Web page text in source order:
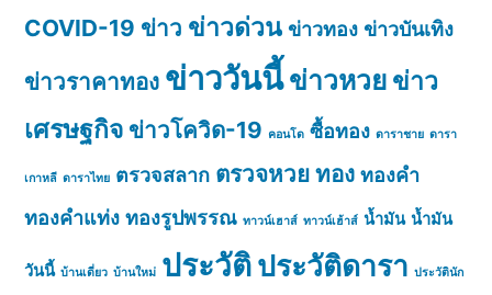
COVID-19 ข่าว ข่าวด่วน ข่าวทอง ข่าวบันเทิง
ข่าวราคาทอง ข่าววันนี้ ข่าวหวย ข่าว
เศรษฐกิจ ข่าวโควิด-19 คอนโด ซื้อทอง ดาราชาย ดารา
เกาหลี ดาราไทย ตรวจสลาก ตรวจหวย ทอง ทองคำ
ทองคำแท่ง ทองรูปพรรณ ทาวน์เฮาส์ ทาวน์เฮ้าส์ น้ำมัน น้ำมัน
วันนี้ บ้านเดี่ยว บ้านใหม่ ประวัติประวัติดารา ประวัตินัก